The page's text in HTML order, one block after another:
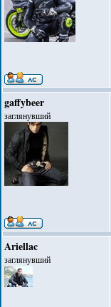
gaffybeer
заглянувший
Ariellac
заглянувший